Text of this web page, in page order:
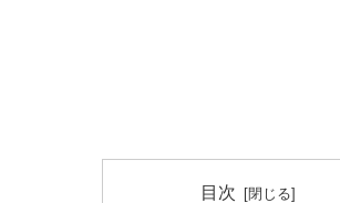
目次